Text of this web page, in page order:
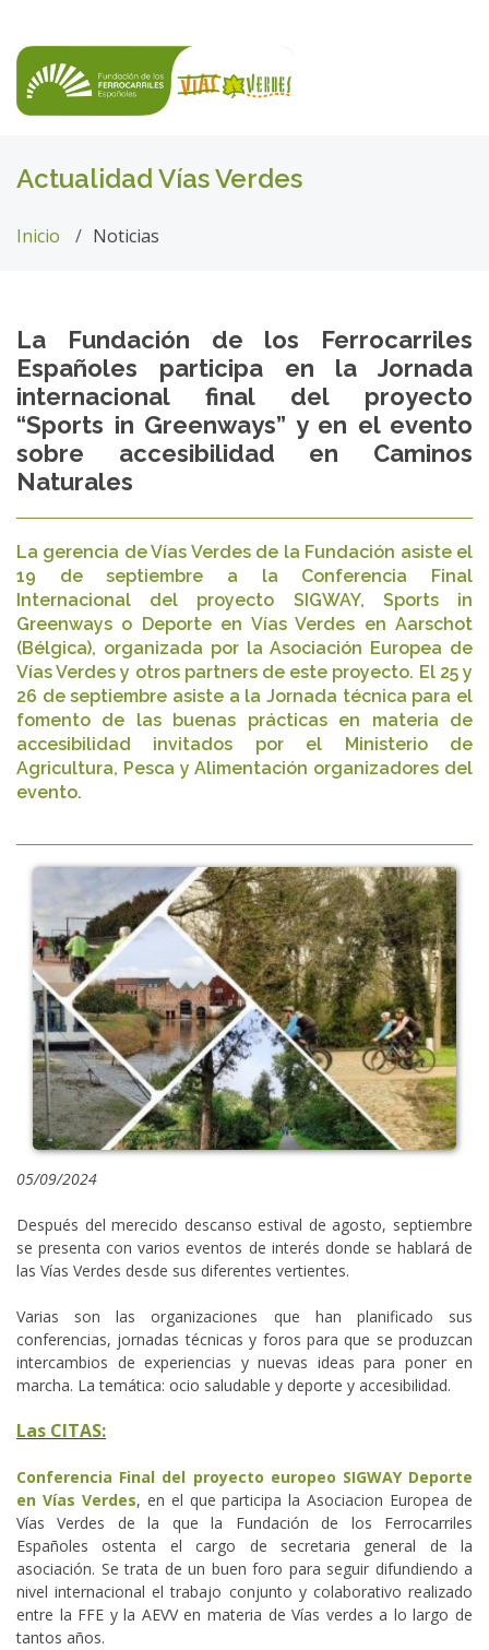
Actualidad Vías Verdes
Inicio Noticias
La Fundación de los Ferrocarriles
Españoles participa en la Jornada
internacional final del proyecto
“Sports in Greenways” y en el evento
sobre accesibilidad en Caminos
Naturales
La gerencia de Vías Verdes de la Fundación asiste el
19 de septiembre a la Conferencia Final
Internacional del proyecto SIGWAY, Sports in
Greenways o Deporte en Vías Verdes en Aarschot
(Bélgica), organizada por la Asociación Europea de
Vías Verdes y otros partners de este proyecto. El 25 y
26 de septiembre asiste a la Jornada técnica para el
fomento de las buenas prácticas en materia de
accesibilidad invitados por el Ministerio de
Agricultura, Pesca y Alimentación organizadores del
evento.
05/09/2024
Después del merecido descanso estival de agosto, septiembre
se presenta con varios eventos de interés donde se hablará de
las Vías Verdes desde sus diferentes vertientes.
Varias son las organizaciones que han planificado sus
conferencias, jornadas técnicas y foros para que se produzcan
intercambios de experiencias y nuevas ideas para poner en
marcha. La temática: ocio saludable y deporte y accesibilidad.
Las CITAS:
Conferencia Final del proyecto europeo SIGWAY Deporte
en Vías Verdes, en el que participa la Asociacion Europea de
Vías Verdes de la que la Fundación de los Ferrocarriles
Españoles ostenta el cargo de secretaria general de la
asociación. Se trata de un buen foro para seguir difundiendo a
nivel internacional el trabajo conjunto y colaborativo realizado
entre la FFE y la AEVV en materia de Vías verdes a lo largo de
tantos años.